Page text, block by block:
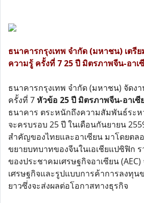
ธนาคารกรุงเทพ จำกัด (มหาชน) เตรี
ความรู้ ครั้งที่ 7 25 ปี มิตรภาพจีน-อาเ
ธนาคารกรุงเทพ จำกัด (มหาชน) จัดง
ครั้งที่ 7 หัวข้อ 25 ปี มิตรภาพจีน-อาเซี
ธนาคาร ตระหนักถึงความสัมพันธ์ระห
จะครบรอบ 25 ปี ในเดือนกันยายน
สำคัญของไทยและอาเซียน มาโดยตล
ขยายบทบาทของจีนในเอเชียแปซิฟิก
ของประชาคมเศรษฐกิจอาเซียน
เศรษฐกิจและรูปแบบการค้าการลงทุน
ยาวซึ่งจะส่งผลต่อโอกาสทางธุรกิจ